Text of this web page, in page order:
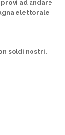
ad andare
elettorale
soldi nostri.